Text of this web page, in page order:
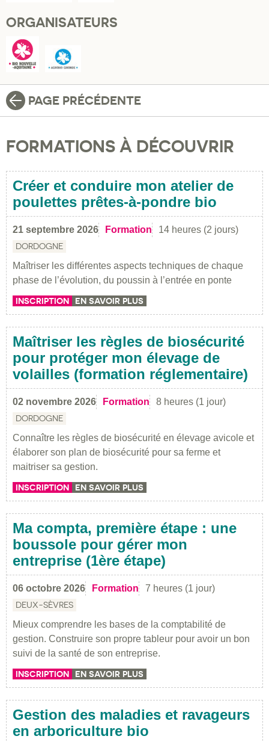
ORGANISATEURS
PAGE PRÉCÉDENTE
FORMATIONS À DÉCOUVRIR
Créer et conduire mon atelier de
poulettes prêtes-à-pondre bio
21 septembre 2026 Formation 14 heures (2 jours)
DORDOGNE
Maîtriser les différentes aspects techniques de chaque
phase de l’évolution, du poussin à l’entrée en ponte
INSCRIPTION EN SAVOIR PLUS
Maîtriser les règles de biosécurité
pour protéger mon élevage de
volailles (formation réglementaire)
02 novembre 2026 Formation 8 heures (1 jour)
DORDOGNE
Connaître les règles de biosécurité en élevage avicole et
élaborer son plan de biosécurité pour sa ferme et
maitriser sa gestion.
INSCRIPTION EN SAVOIR PLUS
Ma compta, première étape : une
boussole pour gérer mon
entreprise (1ère étape)
06 octobre 2026 Formation 7 heures (1 jour)
DEUX-SÈVRES
Mieux comprendre les bases de la comptabilité de
gestion. Construire son propre tableur pour avoir un bon
suivi de la santé de son entreprise.
INSCRIPTION EN SAVOIR PLUS
Gestion des maladies et ravageurs
en arboriculture bio